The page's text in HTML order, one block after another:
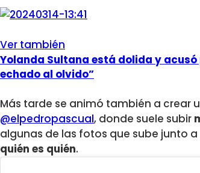
Ver también
Yolanda Sultana está dolida y
echado al olvido”
Más tarde se animó también a crear
@elpedropascual, donde suele subir
algunas de las fotos que sube junto
quién es quién.